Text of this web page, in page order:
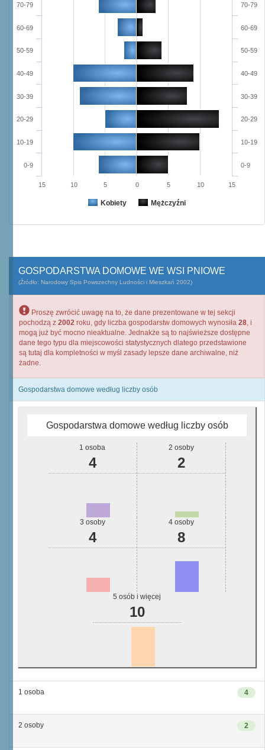
Kobiety Mężczyźni
0-9
10-19
20-29
30-39
40-49
50-59
60-69
70-79
0-9
10-19
20-29
30-39
40-49
50-59
60-69
70-79
15 10 5 0 5 10 15
GOSPODARSTWA DOMOWE WE WSI PNIOWE
(Źródło: Narodowy Spis Powszechny Ludności i Mieszkań 2002)
Proszę zwrócić uwagę na to, że dane prezentowane w tej sekcji
pochodzą z 2002 roku, gdy liczba gospodarstw domowych wynosiła 28, i
mogą już być mocno nieaktualne. Jednakże są to najświeższe dostępne
dane tego typu dla miejscowości statystycznych dlatego przedstawione
są tutaj dla kompletności w myśl zasady lepsze dane archiwalne, niż
żadne.
Gospodarstwa domowe według liczby osób
Gospodarstwa domowe według liczby osób
1 osoba
4
2 osoby
2
3 osoby
4
4 osoby
8
5 osób i więcej
10
4
1 osoba
2
2 osoby